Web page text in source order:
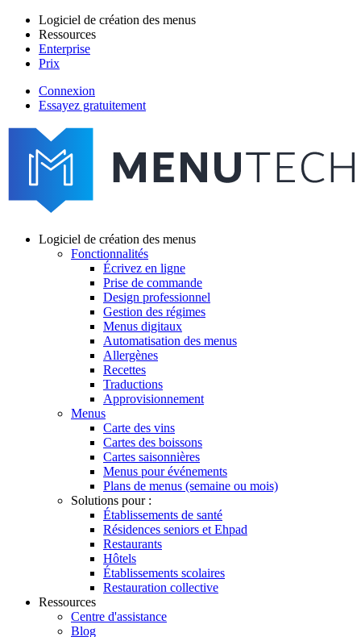
Aller
contenu
principal
Main
navigation
Logiciel de création des menus
Ressources
Enterprise
Prix
menutech
navigation
Connexion
Essayez gratuitement
navigation
Logiciel de création des menus
Fonctionnalités
Écrivez en ligne
Prise de commande
Design professionnel
Gestion des régimes
Menus digitaux
Automatisation des menus
Allergènes
Recettes
Traductions
Approvisionnement
Menus
Carte des vins
Cartes des boissons
Cartes saisonnières
Menus pour événements
Plans de menus (semaine ou mois)
Solutions pour :
Établissements de santé
Résidences seniors et Ehpad
Restaurants
Hôtels
Établissements scolaires
Restauration collective
Ressources
Centre d'assistance
Blog